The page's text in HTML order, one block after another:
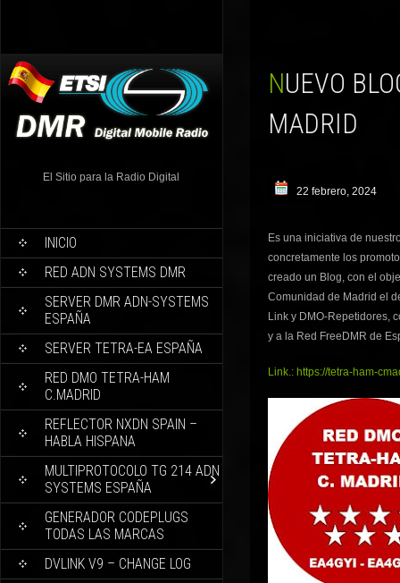
El Sitio para la Radio Digital
INICIO
RED ADN SYSTEMS DMR
SERVER DMR ADN-SYSTEMS
ESPAÑA
SERVER TETRA-EA ESPAÑA
RED DMO TETRA-HAM
C.MADRID
REFLECTOR NXDN SPAIN –
HABLA HISPANA
MULTIPROTOCOLO TG 214 ADN
SYSTEMS ESPAÑA
GENERADOR CODEPLUGS
TODAS LAS MARCAS
DVLINK V9 – CHANGE LOG
NUEVO BLOG RED DMO TETRA-HAM COMUNIDAD DE
MADRID
22 febrero, 2024
Es una iniciativa de
concretamente los
creado un Blog, con el
Comunidad de Madrid el
Link y DMO-Repetidores,
y a la Red FreeDMR de
Link.: https://tetra-ham-